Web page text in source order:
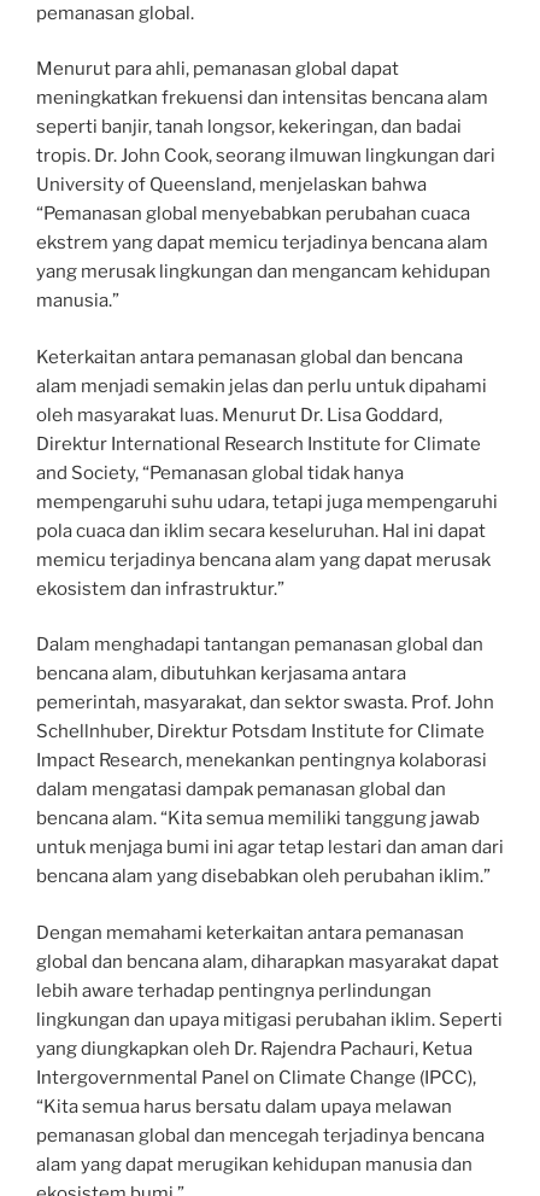
pemanasan global.
Menurut para ahli, pemanasan global dapat
meningkatkan frekuensi dan intensitas bencana alam
seperti banjir, tanah longsor, kekeringan, dan badai
tropis. Dr. John Cook, seorang ilmuwan lingkungan dari
University of Queensland, menjelaskan bahwa
“Pemanasan global menyebabkan perubahan cuaca
ekstrem yang dapat memicu terjadinya bencana alam
yang merusak lingkungan dan mengancam kehidupan
manusia.”
Keterkaitan antara pemanasan global dan bencana
alam menjadi semakin jelas dan perlu untuk dipahami
oleh masyarakat luas. Menurut Dr. Lisa Goddard,
Direktur International Research Institute for Climate
and Society, “Pemanasan global tidak hanya
mempengaruhi suhu udara, tetapi juga mempengaruhi
pola cuaca dan iklim secara keseluruhan. Hal ini dapat
memicu terjadinya bencana alam yang dapat merusak
ekosistem dan infrastruktur.”
Dalam menghadapi tantangan pemanasan global dan
bencana alam, dibutuhkan kerjasama antara
pemerintah, masyarakat, dan sektor swasta. Prof. John
Schellnhuber, Direktur Potsdam Institute for Climate
Impact Research, menekankan pentingnya kolaborasi
dalam mengatasi dampak pemanasan global dan
bencana alam. “Kita semua memiliki tanggung jawab
untuk menjaga bumi ini agar tetap lestari dan aman dari
bencana alam yang disebabkan oleh perubahan iklim.”
Dengan memahami keterkaitan antara pemanasan
global dan bencana alam, diharapkan masyarakat dapat
lebih aware terhadap pentingnya perlindungan
lingkungan dan upaya mitigasi perubahan iklim. Seperti
yang diungkapkan oleh Dr. Rajendra Pachauri, Ketua
Intergovernmental Panel on Climate Change (IPCC),
“Kita semua harus bersatu dalam upaya melawan
pemanasan global dan mencegah terjadinya bencana
alam yang dapat merugikan kehidupan manusia dan